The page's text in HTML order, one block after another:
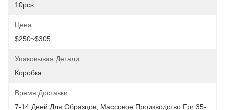
10pcs
Цена:
$250~$305
Упаковывая Детали:
Коробка
Время Доставки:
7-14 Дней Для Образцов, Массовое Производство Fpr 35-